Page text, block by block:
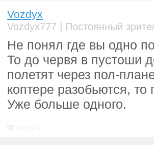
Vozdyx
Vozdyx777 | Постоянный
Не понял где вы одно
То до червя в пустоши
полетят через пол-
коптере разобьются, то
Уже больше одного.